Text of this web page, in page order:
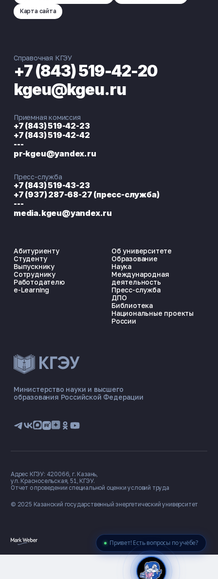
Привет! Есть вопросы по учёбе?
ЭНЕРГОКОД — ПОМОЩНИК КГЭУ
📋 Приёмная комиссия
🏠 Общежитие
Карта сайта
Министерство науки и высшего
образования Российской Федерации
Абитуриенту
Студенту
Выпускнику
Сотруднику
Работодателю
e-Learning
Об университете
Образование
Наука
Международная
деятельность
Пресс-служба
ДПО
Библиотека
Национальные проекты
России
Справочная КГЭУ
+7 (843) 519-42-20
kgeu@kgeu.ru
Приемная комиссия
+7 (843) 519-42-23
+7 (843) 519-42-42
---
pr-kgeu@yandex.ru
Пресс-служба
+7 (843) 519-43-23
+7 (937) 287-68-27 (пресс-служба)
---
media.kgeu@yandex.ru
© 2025 Казанский государственный энергетический университет
Адрес КГЭУ: 420066, г. Казань,
ул. Красносельская, 51, КГЭУ.
Отчет о проведении специальной оценки условий труда